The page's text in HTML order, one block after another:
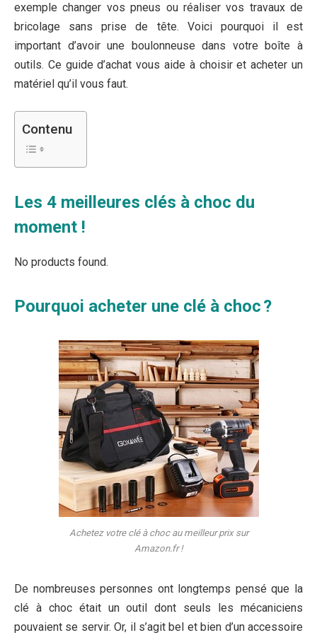
exemple changer vos pneus ou réaliser vos travaux de
bricolage sans prise de tête. Voici pourquoi il est
important d’avoir une boulonneuse dans votre boîte à
outils. Ce guide d’achat vous aide à choisir et acheter un
matériel qu’il vous faut.
Contenu
Les 4 meilleures clés à choc du
moment !
No products found.
Pourquoi acheter une clé à choc ?
Achetez votre clé à choc au meilleur prix sur
Amazon.fr !
De nombreuses personnes ont longtemps pensé que la
clé à choc était un outil dont seuls les mécaniciens
pouvaient se servir. Or, il s’agit bel et bien d’un accessoire